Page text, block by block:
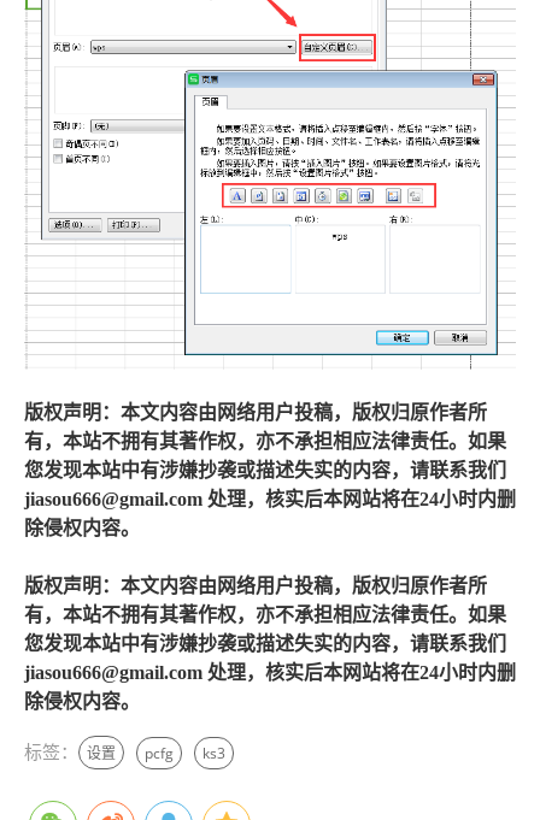
版权声明：本文内容由网络用户投稿，版权归原作者所
有，本站不拥有其著作权，亦不承担相应法律责任。如果
您发现本站中有涉嫌抄袭或描述失实的内容，请联系我们
jiasou666@gmail.com 处理，核实后本网站将在24小时内删
除侵权内容。
版权声明：本文内容由网络用户投稿，版权归原作者所
有，本站不拥有其著作权，亦不承担相应法律责任。如果
您发现本站中有涉嫌抄袭或描述失实的内容，请联系我们
jiasou666@gmail.com 处理，核实后本网站将在24小时内删
除侵权内容。
标签： 设置 pcfg ks3